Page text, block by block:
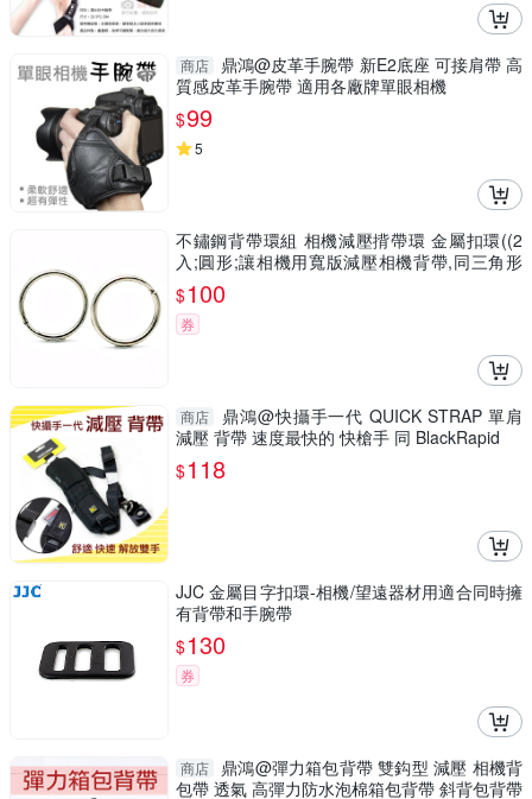
商店
鼎鴻@皮革手腕帶 新E2底座 可接肩帶 高
質感皮革手腕帶 適用各廠牌單眼相機
$99
5
不鏽鋼背帶環組 相機減壓揹帶環 金屬扣環((2
入;圓形;讓相機用寬版減壓相機背帶,同三角形
環)
$100
券
商店
鼎鴻@快攝手一代 QUICK STRAP 單肩
減壓 背帶 速度最快的 快槍手 同 BlackRapid
$118
JJC 金屬目字扣環-相機/望遠器材用適合同時擁
有背帶和手腕帶
$130
券
商店
鼎鴻@彈力箱包背帶 雙鈎型 減壓 相機背
包帶 透氣 高彈力防水泡棉箱包背帶 斜背包背帶